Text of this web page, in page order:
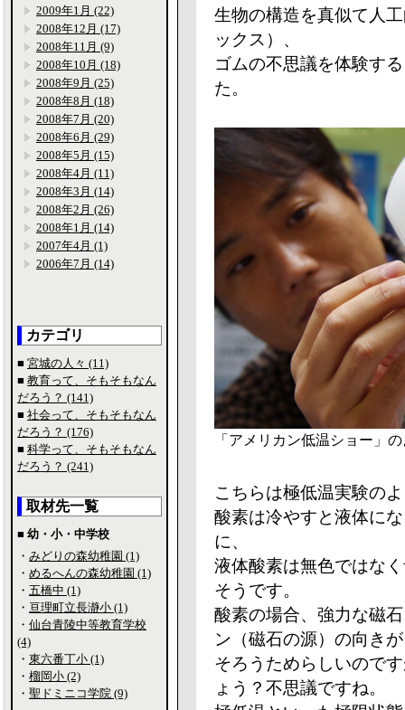
生物の構造を真似て人
ックス）、
ゴムの不思議を体験す
た。
「アメリカン低温ショー」
こちらは極低温実験の
酸素は冷やすと液体に
に、
液体酸素は無色ではな
そうです。
酸素の場合、強力な磁
ン（磁石の源）の向きが
そろうためらしいので
ょう？不思議ですね。
2009年1月 (22)
2008年12月 (17)
2008年11月 (9)
2008年10月 (18)
2008年9月 (25)
2008年8月 (18)
2008年7月 (20)
2008年6月 (29)
2008年5月 (15)
2008年4月 (11)
2008年3月 (14)
2008年2月 (26)
2008年1月 (14)
2007年4月 (1)
2006年7月 (14)
カテゴリ
■ 宮城の人々 (11)
■ 教育って、そもそもなん
だろう？ (141)
■ 社会って、そもそもなん
だろう？ (176)
■ 科学って、そもそもなん
だろう？ (241)
取材先一覧
■ 幼・小・中学校
・ みどりの森幼稚園 (1)
・ めるへんの森幼稚園 (1)
・ 五橋中 (1)
・ 亘理町立長瀞小 (1)
・ 仙台青陵中等教育学校
(4)
・ 東六番丁小 (1)
・ 榴岡小 (2)
・ 聖ドミニコ学院 (9)